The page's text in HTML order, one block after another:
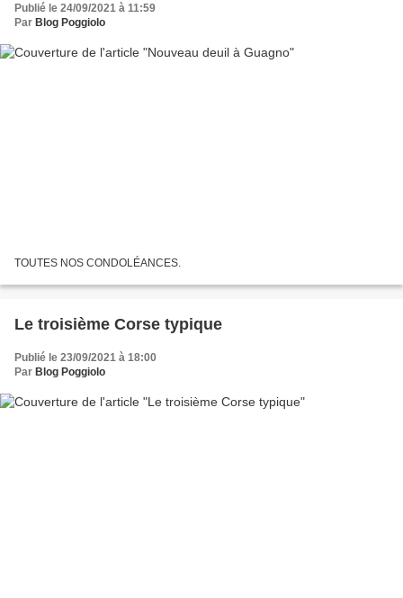
Publié le 24/09/2021 à 11:59
Par Blog Poggiolo
TOUTES NOS CONDOLÉANCES.
Le troisième Corse typique
Publié le 23/09/2021 à 18:00
Par Blog Poggiolo